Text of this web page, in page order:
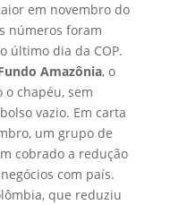
em novembro do
números foram
último dia da COP.
Amazônia, o
chapéu, sem
vazio. Em carta
um grupo de
cobrado a redução
com país.
que reduziu